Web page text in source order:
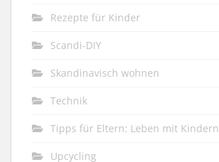
Rezepte für Kinder
Scandi-DIY
Skandinavisch wohnen
Technik
Tipps für Eltern: Leben mit Kindern
Upcycling